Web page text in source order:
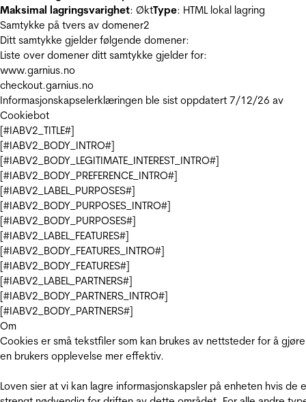
Maksimal lagringsvarighet: ØktType: HTML lokal lagring
Samtykke på tvers av domener2
Ditt samtykke gjelder følgende domener:
Liste over domener ditt samtykke gjelder for:
www.garnius.no
checkout.garnius.no
Informasjonskapselerklæringen ble sist oppdatert 7/12/26 av
Cookiebot
[#IABV2_TITLE#]
[#IABV2_BODY_INTRO#]
[#IABV2_BODY_LEGITIMATE_INTEREST_INTRO#]
[#IABV2_BODY_PREFERENCE_INTRO#]
[#IABV2_LABEL_PURPOSES#]
[#IABV2_BODY_PURPOSES_INTRO#]
[#IABV2_BODY_PURPOSES#]
[#IABV2_LABEL_FEATURES#]
[#IABV2_BODY_FEATURES_INTRO#]
[#IABV2_BODY_FEATURES#]
[#IABV2_LABEL_PARTNERS#]
[#IABV2_BODY_PARTNERS_INTRO#]
[#IABV2_BODY_PARTNERS#]
Om
Cookies er små tekstfiler som kan brukes av nettsteder for å gjøre
en brukers opplevelse mer effektiv.
Loven sier at vi kan lagre informasjonskapsler på enheten hvis de